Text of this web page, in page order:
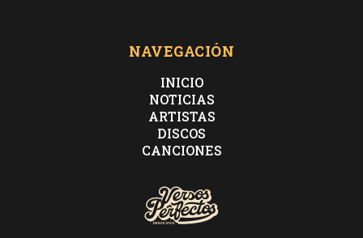
NAVEGACIÓN
INICIO
NOTICIAS
ARTISTAS
DISCOS
CANCIONES